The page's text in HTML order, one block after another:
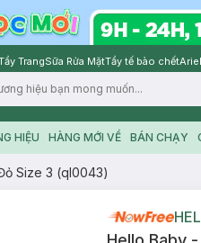
TrangSữa Rửa MặtTẩy tế bào chếtAriel
HIỆU HÀNG MỚI VỀ BÁN CHẠY
Size 3 (ql0043)